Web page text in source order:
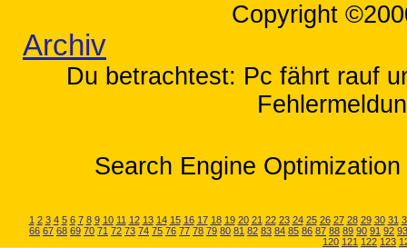
Copyright
Archiv
Du betrachtest: Pc fährt rauf
Search Engine
1 2 3 4 5 6 7 8 9 10 11 12 13 14 15 16 17 18 19 20 21 22 23 24 25 26 27 28 29 30 31
66 67 68 69 70 71 72 73 74 75 76 77 78 79 80 81 82 83 84 85 86 87 88 89 90 91 92 93
120 121 122 123